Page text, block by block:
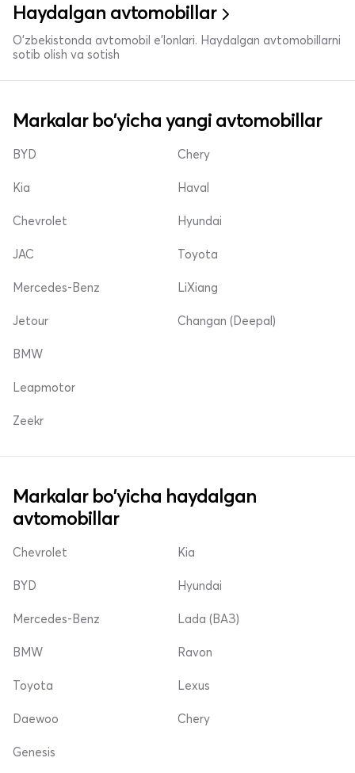
Haydalgan avtomobillar
O'zbekistonda avtomobil e’lonlari. Haydalgan avtomobillarni
sotib olish va sotish
Markalar bo'yicha yangi avtomobillar
BYD
Kia
Chevrolet
Chery
Haval
Hyundai
JAC
Mercedes-Benz
Jetour
Toyota
LiXiang
Changan (Deepal)
BMW
Leapmotor
Zeekr
Markalar bo'yicha haydalgan
avtomobillar
Chevrolet
BYD
Mercedes-Benz
Kia
Hyundai
Lada (ВАЗ)
BMW
Toyota
Daewoo
Ravon
Lexus
Chery
Genesis